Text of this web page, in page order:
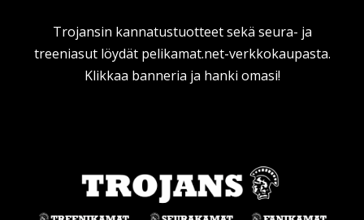
Trojansin kannatustuotteet sekä seura- ja
treeniasut löydät pelikamat.net-verkkokaupasta.
Klikkaa banneria ja hanki omasi!